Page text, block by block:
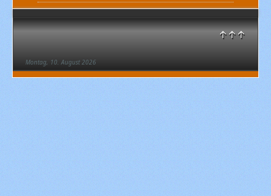
↑↑↑
Montag, 10. August 2026